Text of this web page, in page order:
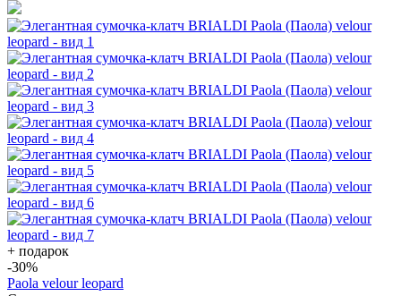
+ подарок
-30%
Paola velour leopard